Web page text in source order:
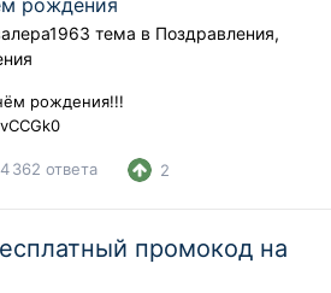
тема в Поздравления,
рождения!!!
4 362 ответа 2
промокод на